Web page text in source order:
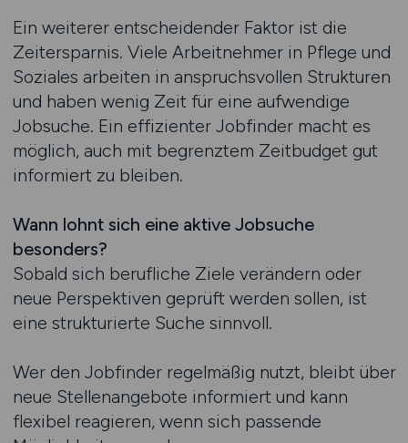
Ein weiterer entscheidender Faktor ist die
Zeitersparnis. Viele Arbeitnehmer in Pflege und
Soziales arbeiten in anspruchsvollen Strukturen
und haben wenig Zeit für eine aufwendige
Jobsuche. Ein effizienter Jobfinder macht es
möglich, auch mit begrenztem Zeitbudget gut
informiert zu bleiben.
Wann lohnt sich eine aktive Jobsuche
besonders?
Sobald sich berufliche Ziele verändern oder
neue Perspektiven geprüft werden sollen, ist
eine strukturierte Suche sinnvoll.
Wer den Jobfinder regelmäßig nutzt, bleibt über
neue Stellenangebote informiert und kann
flexibel reagieren, wenn sich passende